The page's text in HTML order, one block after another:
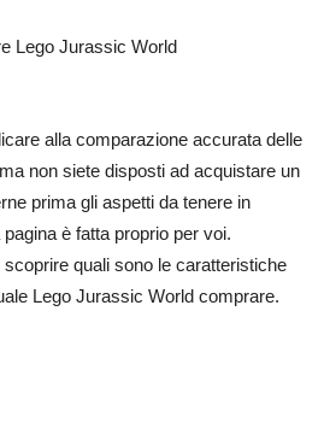
Lego Jurassic World
alla comparazione accurata delle
non siete disposti ad acquistare un
prima gli aspetti da tenere in
è fatta proprio per voi.
quali sono le caratteristiche
Lego Jurassic World comprare.